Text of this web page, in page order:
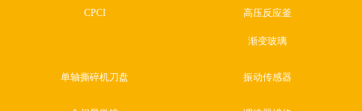
CPCI 高压反应釜
渐变玻璃
单轴撕碎机刀盘 振动传感器